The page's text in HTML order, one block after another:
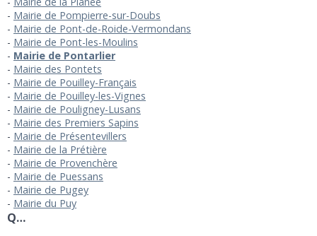
Mairie de Pompierre-sur-Doubs
Mairie de Pont-de-Roide-Vermondans
Mairie de Pont-les-Moulins
Mairie de Pontarlier
Mairie des Pontets
Mairie de Pouilley-Français
Mairie de Pouilley-les-Vignes
Mairie de Pouligney-Lusans
Mairie des Premiers Sapins
Mairie de Présentevillers
Mairie de la Prétière
Mairie de Provenchère
Mairie de Puessans
Mairie de Pugey
Mairie du Puy
Q…